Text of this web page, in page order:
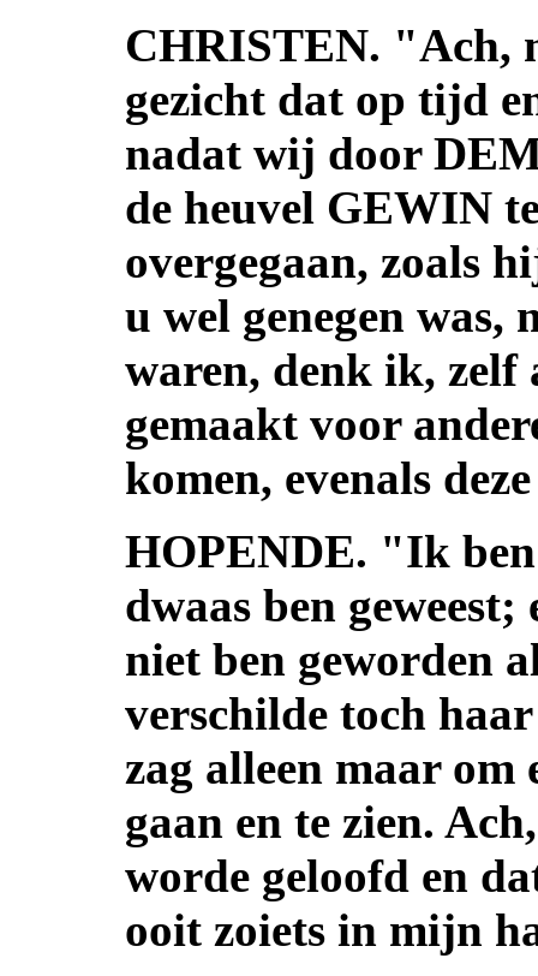
CHRISTEN. "Ach,
gezicht dat op tijd
nadat wij door
de heuvel GEWIN
overgegaan, zoals
u wel genegen
waren, denk ik, zelf
gemaakt voor
komen, evenals
HOPENDE. "Ik
dwaas ben
niet ben geworden
verschilde toch
zag alleen maar om
gaan en te zien.
worde geloofd en
ooit zoiets in mijn